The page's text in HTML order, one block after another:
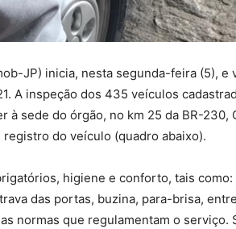
JP) inicia, nesta segunda-feira (5),
A inspeção dos 435 veículos
sede do órgão, no km 25 da BR-230,
do veículo (quadro abaixo).
higiene e conforto, tais
das portas, buzina, para-brisa,
normas que regulamentam o serviço.